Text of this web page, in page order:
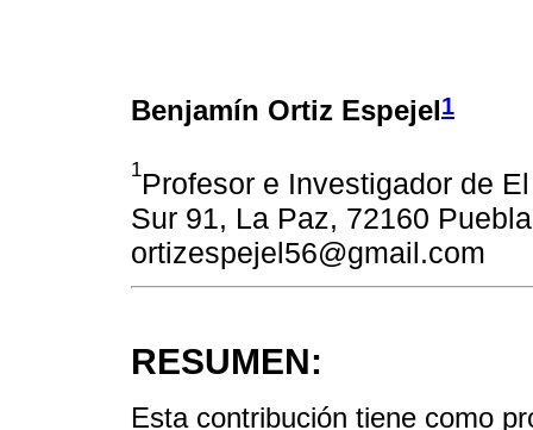
Benjamín Ortiz Espejel1
1Profesor e Investigador de
Sur 91, La Paz, 72160
ortizespejel56@gmail.com
RESUMEN:
Esta contribución tiene como